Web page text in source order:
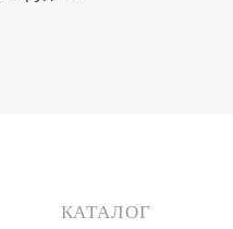
КАТАЛОГ